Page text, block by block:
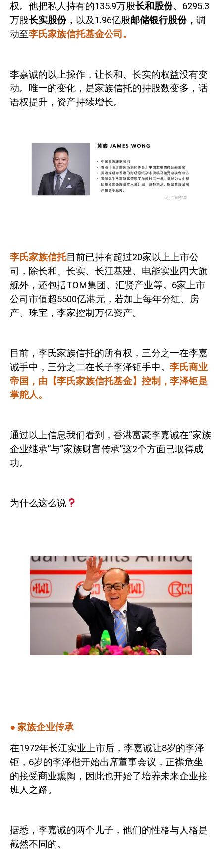
权。他把私人持有的135.9万股长和股份、 6295.3
万股长实股份， 以及1.96亿股邮储银行股份， 调
动至李氏家族信托基金公司。
李嘉诚的以上操作，让长和、长实的权益没有变
动。唯一的变化，是家族信托的持股数变多，话
语权提升，资产持续增长。
李氏家族信托目前已持有超过20家以上上市公
司，除长和、长实、长江基建、电能实业四大旗
舰外，还包括TOM集团、汇贤产业等。 6家上市
公司市值超5500亿港元，若加上每年分红、房
产、珠宝，李家控制万亿资产。
目前，李氏家族信托的所有权，三分之一在李嘉
诚手中，三分之二在长子李泽钜手中。 李氏商业
帝国，由【李氏家族信托基金】控制，李泽钜是
掌舵人。
通过以上信息我们看到，香港富豪李嘉诚在“家族
企业继承”与“家族财富传承”这2个方面已取得成
功。
为什么这么说
● 家族企业传承
在1972年长江实业上市后，李嘉诚让8岁的李泽
钜， 6岁的李泽楷开始出席董事会议，正襟危坐
的接受商业熏陶，因此也开始了培养未来企业接
班人之路。
据悉，李嘉诚的两个儿子，他们的性格与人格是
截然不同的。